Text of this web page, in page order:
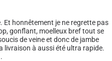
Et honnêtement je ne regrette pas
gonflant, moelleux bref tout se
de veine et donc de jambe
livraison à aussi été ultra rapide.